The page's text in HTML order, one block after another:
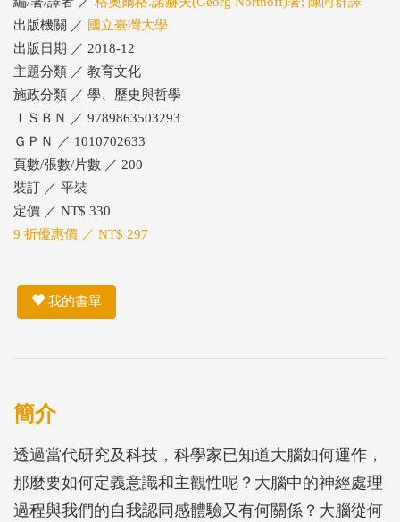
出版機關 ／ 國立臺灣大學
出版日期 ／ 2018-12
主題分類 ／ 教育文化
施政分類 ／ 學、歷史與哲學
ＩＳＢＮ ／ 9789863503293
ＧＰＮ ／ 1010702633
頁數/張數/片數 ／ 200
裝訂 ／ 平裝
定價 ／ NT$ 330
9 折優惠價 ／ NT$ 297
我的書單
簡介
透過當代研究及科技，科學家已知道大腦如何運作，
那麼要如何定義意識和主觀性呢？大腦中的神經處理
過程與我們的自我認同感體驗又有何關係？大腦從何